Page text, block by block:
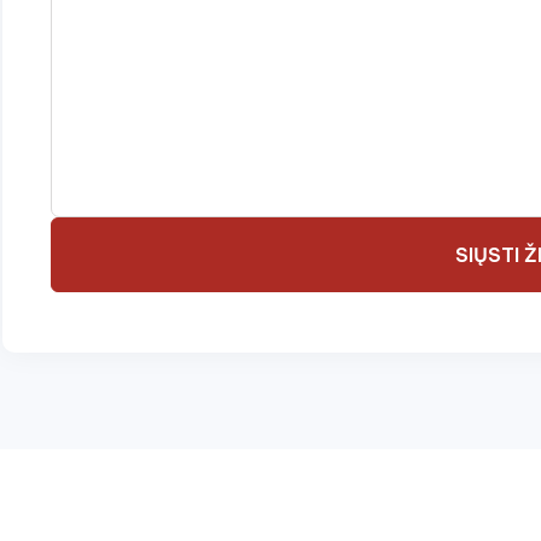
SIŲSTI